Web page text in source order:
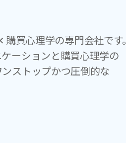
買心理学の専門会社です。
ーションと購買心理学の
ストップかつ圧倒的な